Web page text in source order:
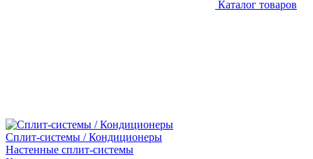
Каталог товаров
Сплит-системы / Кондиционеры
Настенные сплит-системы